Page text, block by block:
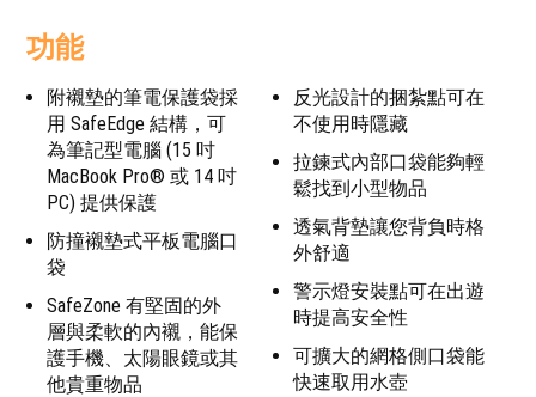
功能
附襯墊的筆電保護袋採
用 SafeEdge 結構，可
為筆記型電腦 (15 吋
MacBook Pro® 或 14 吋
PC) 提供保護
防撞襯墊式平板電腦口
袋
SafeZone 有堅固的外
層與柔軟的內襯，能保
護手機、太陽眼鏡或其
他貴重物品
反光設計的捆紮點可在
不使用時隱藏
拉鍊式內部口袋能夠輕
鬆找到小型物品
透氣背墊讓您背負時格
外舒適
警示燈安裝點可在出遊
時提高安全性
可擴大的網格側口袋能
快速取用水壺